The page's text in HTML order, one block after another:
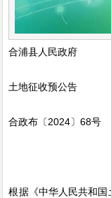
合浦县人民政府
土地征收预公告
合政布〔2024〕68号
根据《中华人民共和